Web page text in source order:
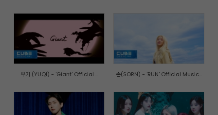
우기 (YUQI) - 'Giant' Official ... 손(SORN) - 'RUN' Official Music...